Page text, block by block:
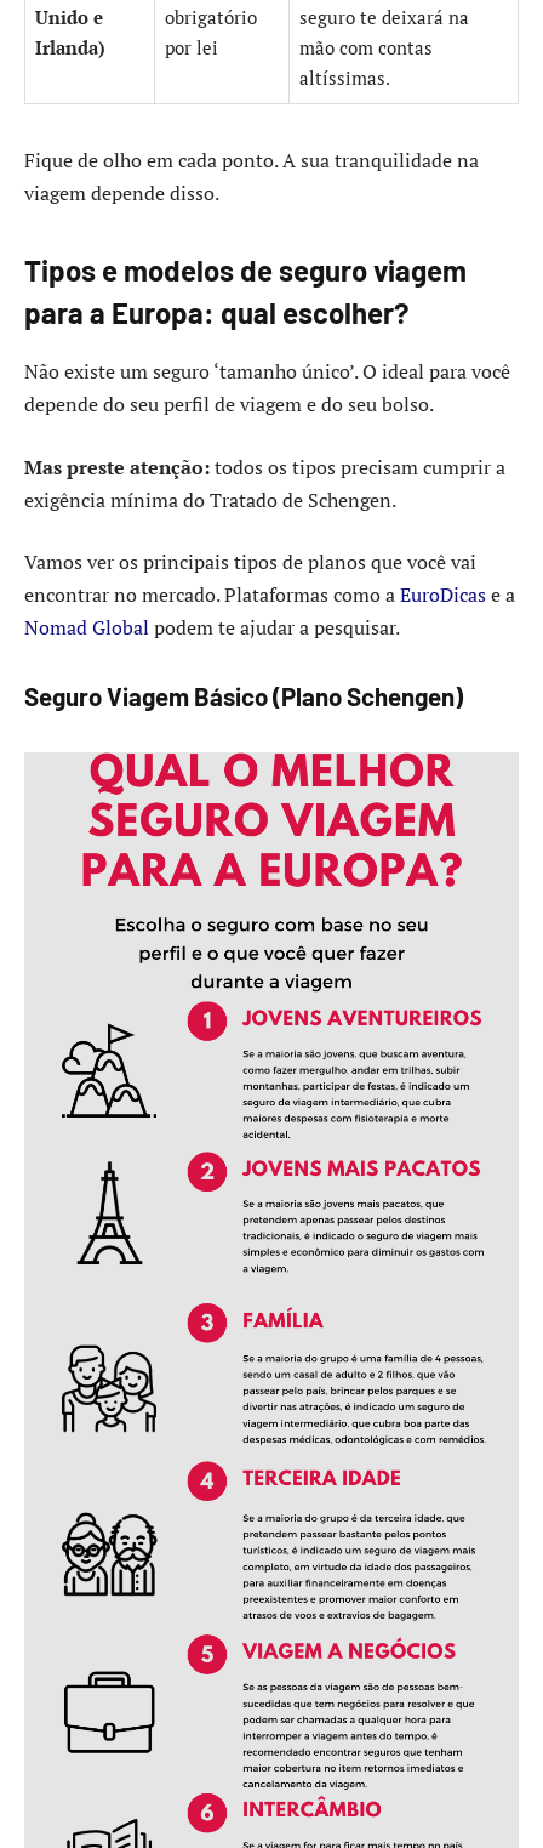
Unido e
Irlanda)
obrigatório
por lei
seguro te deixará na
mão com contas
altíssimas.
Fique de olho em cada ponto. A sua tranquilidade na
viagem depende disso.
Tipos e modelos de seguro viagem
para a Europa: qual escolher?
Não existe um seguro ‘tamanho único’. O ideal para você
depende do seu perfil de viagem e do seu bolso.
Mas preste atenção:todos os tipos precisam cumprir a
exigência mínima do Tratado de Schengen.
Vamos ver os principais tipos de planos que você vai
encontrar no mercado. Plataformas como aEuroDicase a
Nomad Global podem te ajudar a pesquisar.
Seguro Viagem Básico (Plano Schengen)